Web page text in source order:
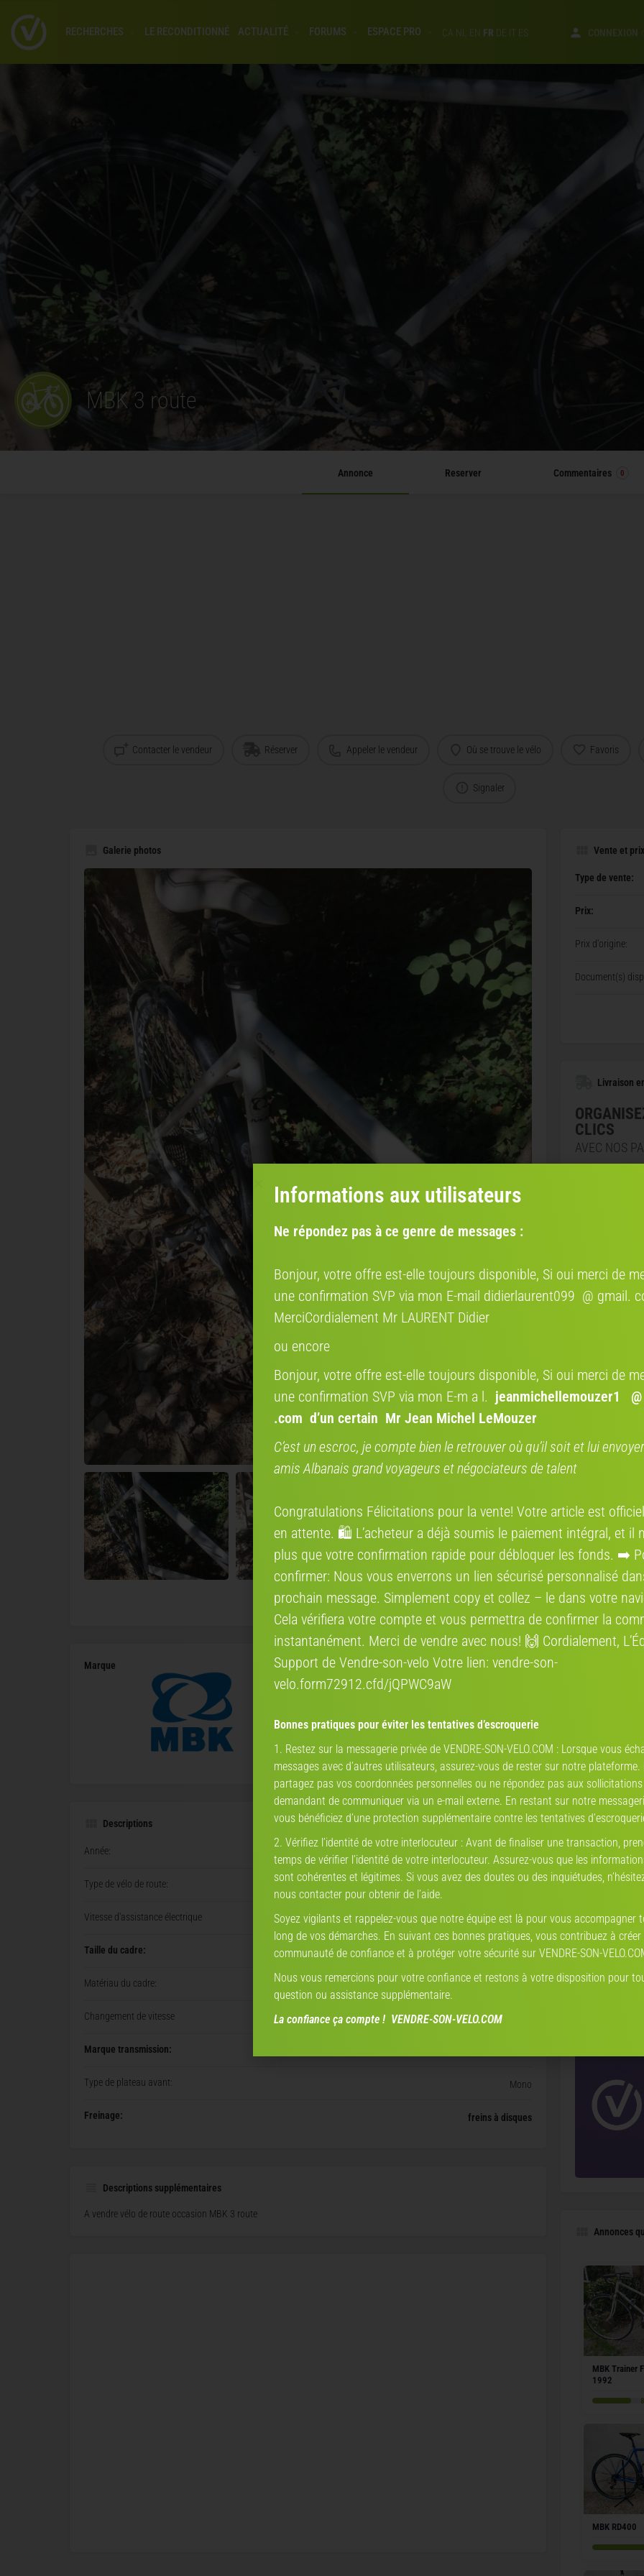
RECHERCHES LE RECONDITIONNÉ ACTUALITÉ FORUMS ESPACE PRO CA NL EN FR DE IT ES CONNEXION
MBK 3 route
Annonce Reserver Commentaires 0
Contacter le vendeur Réserver Appeler le vendeur Où se trouve le vélo Favoris
Signaler
Galerie photos
Marque
Descriptions
Année:
Type de vélo de route: Route, Endurance, Vintage course - Sans assistance électrique
Vitesse d'assistance électrique 45 km/h
Taille du cadre: 43 (XXS)
Matériau du cadre: acier
Changement de vitesse mécanique
Marque transmission:
Type de plateau avant: Mono
Freinage: freins à disques
Descriptions supplémentaires
A vendre vélo de route occasion MBK 3 route
Vente et prix
Type de vente:
Prix:
Prix d'origine:
Document(s)
Livraison
CLICS
AVEC NOS
Où se situe
Région:
Adresse:
Itinéraire:
Estimez la
Modèle V-IA
État
Annonces
MBK Trainer
1992
MBK RD400
Informations aux utilisateurs
Ne répondez pas à ce genre de messages :
Bonjour, votre offre est-elle toujours disponible, Si oui merci de
une confirmation SVP via mon E-mail didierlaurent099 @ gmail.
MerciCordialement Mr LAURENT Didier
ou encore
Bonjour, votre offre est-elle toujours disponible, Si oui merci de
une confirmation SVP via mon E-m a l. jeanmichellemouzer1
.com d’un certain Mr Jean Michel LeMouzer
C’est un escroc, je compte bien le retrouver où qu’il soit et lui
amis Albanais grand voyageurs et négociateurs de talent
Congratulations Félicitations pour la vente! Votre article est
en attente. 🛍️ L’acheteur a déjà soumis le paiement intégral, et il
plus que votre confirmation rapide pour débloquer les fonds. ➡️
confirmer: Nous vous enverrons un lien sécurisé personnalisé
prochain message. Simplement сору et collez – le dans votre
Cela vérifiera votre compte et vous permettra de confirmer la
instantanément. Merci de vendre avec nous! 🙌 Cordialement,
Support de Vendre-son-velo Votre lien: vendre-son-
velo.form72912.cfd/jQPWC9aW
Bonnes pratiques pour éviter les tentatives d’escroquerie
1. Restez sur la messagerie privée de VENDRE-SON-VELO.COM : Lorsque vous
messages avec d’autres utilisateurs, assurez-vous de rester sur notre plateforme.
partagez pas vos coordonnées personnelles ou ne répondez pas aux
demandant de communiquer via un e-mail externe. En restant sur notre
vous bénéficiez d’une protection supplémentaire contre les tentatives
2. Vérifiez l’identité de votre interlocuteur : Avant de finaliser une transaction,
temps de vérifier l’identité de votre interlocuteur. Assurez-vous que les
sont cohérentes et légitimes. Si vous avez des doutes ou des inquiétudes,
nous contacter pour obtenir de l’aide.
Soyez vigilants et rappelez-vous que notre équipe est là pour vous accompagner
long de vos démarches. En suivant ces bonnes pratiques, vous contribuez à créer
communauté de confiance et à protéger votre sécurité sur VENDRE-SON-
Nous vous remercions pour votre confiance et restons à votre disposition pour
question ou assistance supplémentaire.
La confiance ça compte ! VENDRE-SON-VELO.COM